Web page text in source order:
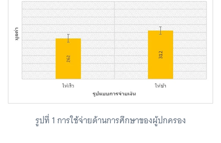
รูปที่ 1 การใช้จ่ายด้านการศึกษาของผู้ปกครอง